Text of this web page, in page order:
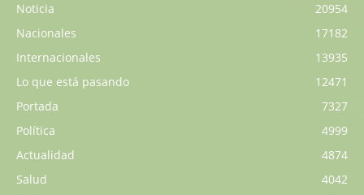
Noticia
20954
Nacionales
17182
Internacionales
13935
Lo que está pasando
12471
Portada
7327
Política
4999
Actualidad
4874
Salud
4042